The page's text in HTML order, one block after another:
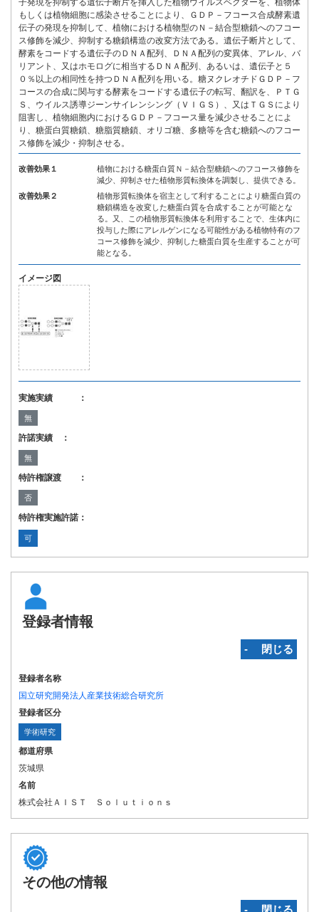
子発現を抑制する遺伝子断片を挿入した植物ウイルスベクターを、植物体
もしくは植物細胞に感染させることにより、ＧＤＰ－フコース合成酵素遺
伝子の発現を抑制して、植物における植物型のＮ－結合型糖鎖へのフコー
ス修飾を減少、抑制する糖鎖構造の改変方法である。遺伝子断片として、
酵素をコードする遺伝子のＤＮＡ配列、ＤＮＡ配列の変異体、アレル、バ
リアント、又はホモログに相当するＤＮＡ配列、あるいは、遺伝子と５
０％以上の相同性を持つＤＮＡ配列を用いる。糖ヌクレオチドＧＤＰ－フ
コースの合成に関与する酵素をコードする遺伝子の転写、翻訳を、ＰＴＧ
Ｓ、ウイルス誘導ジーンサイレンシング（ＶＩＧＳ）、又はＴＧＳにより
阻害し、植物細胞内におけるＧＤＰ－フコース量を減少させることによ
り、糖蛋白質糖鎖、糖脂質糖鎖、オリゴ糖、多糖等を含む糖鎖へのフコー
ス修飾を減少・抑制させる。
改善効果１
植物における糖蛋白質Ｎ－結合型糖鎖へのフコース修飾を
減少、抑制させた植物形質転換体を調製し、提供できる。
改善効果２
植物形質転換体を宿主として利することにより糖蛋白質の
糖鎖構造を改変した糖蛋白質を合成することが可能とな
る。又、この植物形質転換体を利用することで、生体内に
投与した際にアレルゲンになる可能性がある植物特有のフ
コース修飾を減少、抑制した糖蛋白質を生産することが可
能となる。
イメージ図
実施実績 ：
無
許諾実績 ：
無
特許権譲渡 ：
否
特許権実施許諾：
可
登録者情報
‐ 閉じる
登録者名称
国立研究開発法人産業技術総合研究所
登録者区分
学術研究
都道府県
茨城県
名前
株式会社ＡＩＳＴ Ｓｏｌｕｔｉｏｎｓ
その他の情報
‐ 閉じる